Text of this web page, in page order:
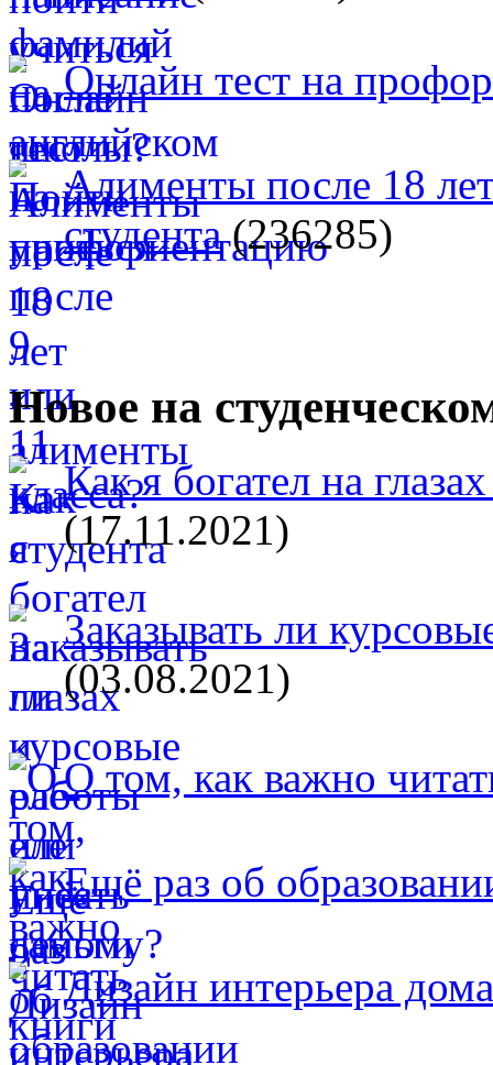
Онлайн тест на
Алименты после 18
студента(236285)
Новое на
Как я богател на
(17.11.2021)
Заказывать ли
(03.08.2021)
О том, как важно
Ещё раз об
Дизайн интерьера дома